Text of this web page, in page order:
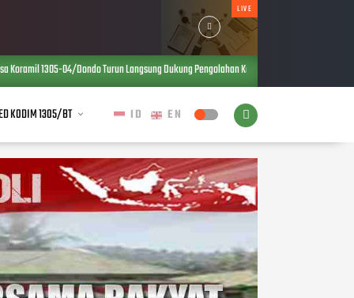
LIVE
Langsung Dukung Pengolahan Kopra, Perkuat Ketahanan Pangan dan Ekonomi Warga
KODIM 1305/BT